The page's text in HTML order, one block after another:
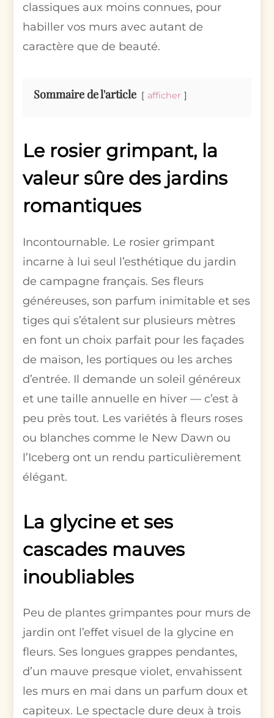
classiques aux moins connues, pour
habiller vos murs avec autant de
caractère que de beauté.
Sommaire de l'article afficher
Le rosier grimpant, la
valeur sûre des jardins
romantiques
Incontournable. Le rosier grimpant
incarne à lui seul l’esthétique du jardin
de campagne français. Ses fleurs
généreuses, son parfum inimitable et ses
tiges qui s’étalent sur plusieurs mètres
en font un choix parfait pour les façades
de maison, les portiques ou les arches
d’entrée. Il demande un soleil généreux
et une taille annuelle en hiver — c’est à
peu près tout. Les variétés à fleurs roses
ou blanches comme le New Dawn ou
l’Iceberg ont un rendu particulièrement
élégant.
La glycine et ses
cascades mauves
inoubliables
Peu de plantes grimpantes pour murs de
jardin ont l’effet visuel de la glycine en
fleurs. Ses longues grappes pendantes,
d’un mauve presque violet, envahissent
les murs en mai dans un parfum doux et
capiteux. Le spectacle dure deux à trois